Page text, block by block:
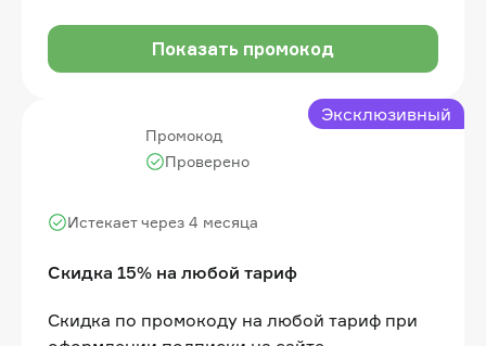
Показать промокод
Промокод
Скидка 15% на любой тариф
Истекает через 4 месяца
Проверено
Скидка по промокоду на любой тариф при
Эксклюзивный